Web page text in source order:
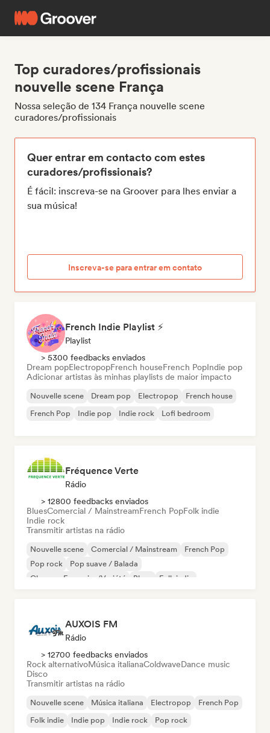
Top curadores/profissionais
nouvelle scene França
Nossa seleção de 134 França nouvelle scene
curadores/profissionais
Quer entrar em contacto com estes
curadores/profissionais?
É fácil: inscreva-se na Groover para lhes enviar a
sua música!
Inscreva-se para entrar em contato
French Indie Playlist ⚡
Playlist
> 5300 feedbacks enviados
Dream popElectropopFrench houseFrench PopIndie pop
Adicionar artistas às minhas playlists de maior impacto
Nouvelle scene Dream pop Electropop
French house
French Pop
Indie pop Indie rock Lofi bedroom
Fréquence Verte
Rádio
> 12800 feedbacks enviados
BluesComercial / MainstreamFrench PopFolk indie
Indie rock
Transmitir artistas na rádio
Nouvelle scene Comercial / Mainstream
French Pop
Pop rock
Pop suave / Balada
Chanson Française/Variété
Blues Folk indie
AUXOIS FM
Rádio
> 12700 feedbacks enviados
Rock alternativoMúsica italianaColdwaveDance music
Disco
Transmitir artistas na rádio
Nouvelle scene Música italiana Electropop
French Pop
Folk indie
Indie pop Indie rock Pop rock